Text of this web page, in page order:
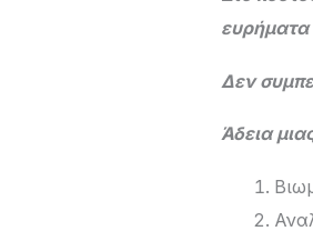
ευρήματα
Δεν
Άδεια